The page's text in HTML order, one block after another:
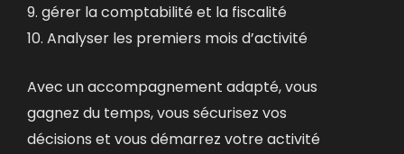
9. gérer la comptabilité et la fiscalité
10. Analyser les premiers mois d’activité
Avec un accompagnement adapté, vous
gagnez du temps, vous sécurisez vos
décisions et vous démarrez votre activité